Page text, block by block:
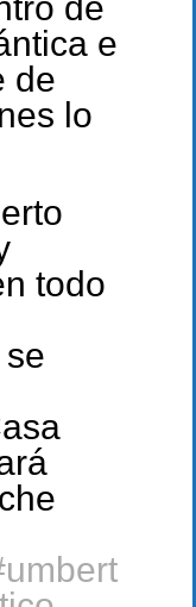
e
de
lo
todo